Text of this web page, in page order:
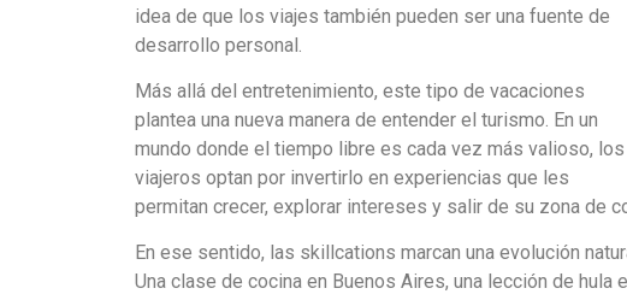
idea de que los viajes también pueden ser una fuente de
desarrollo personal.
Más allá del entretenimiento, este tipo de vacaciones
plantea una nueva manera de entender el turismo. En un
mundo donde el tiempo libre es cada vez más valioso, los
viajeros optan por invertirlo en experiencias que les
permitan crecer, explorar intereses y salir de su zona de
En ese sentido, las skillcations marcan una evolución
Una clase de cocina en Buenos Aires, una lección de